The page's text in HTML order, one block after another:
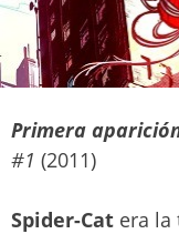
Primera
#1 (2011)
Spider-Cat era la